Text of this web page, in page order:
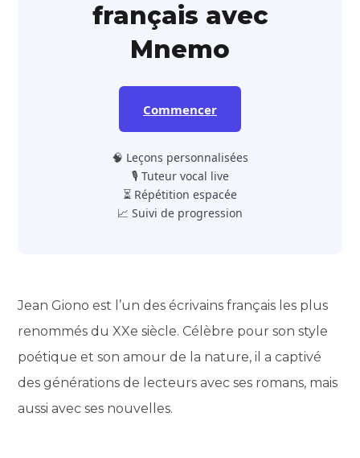
français avec
Mnemo
Commencer
🧠 Leçons personnalisées
🎙️ Tuteur vocal live
⏳ Répétition espacée
📈 Suivi de progression
Jean Giono est l’un des écrivains français les plus
renommés du XXe siècle. Célèbre pour son style
poétique et son amour de la nature, il a captivé
des générations de lecteurs avec ses romans, mais
aussi avec ses nouvelles.